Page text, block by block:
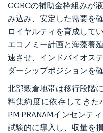
GGRCの補助金枠組みが
み込み、安定した需要を
ロイヤルティを育成して
エコノミー計画と海藻養
速させ、インドバイオス
ダーシップポジションを
北部穀倉地帯は移行段階
料集約度に依存してきた
PM-PRANAMインセンテ
試験的に導入し、収量を